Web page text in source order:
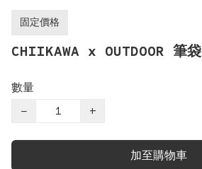
固定價格
CHIIKAWA x OUTDOOR 筆袋
數量
−
+
加至購物車